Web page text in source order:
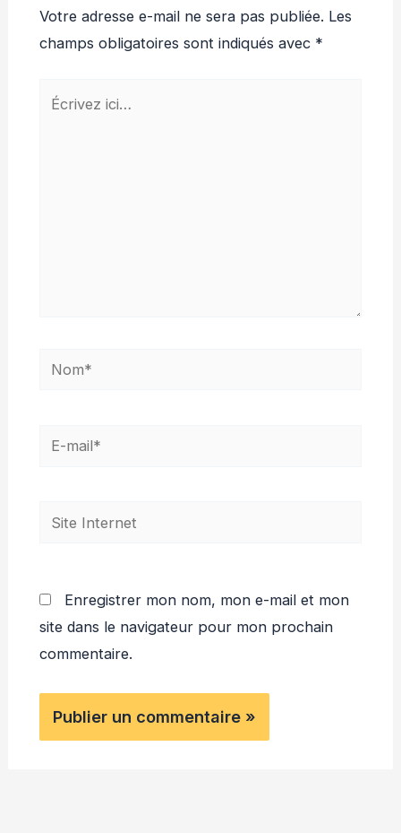
Votre adresse e-mail ne sera pas publiée. Les
champs obligatoires sont indiqués avec *
Écrivez
Nom*
E-
Site
Enregistrer mon nom, mon e-mail et mon
site dans le navigateur pour mon prochain
commentaire.